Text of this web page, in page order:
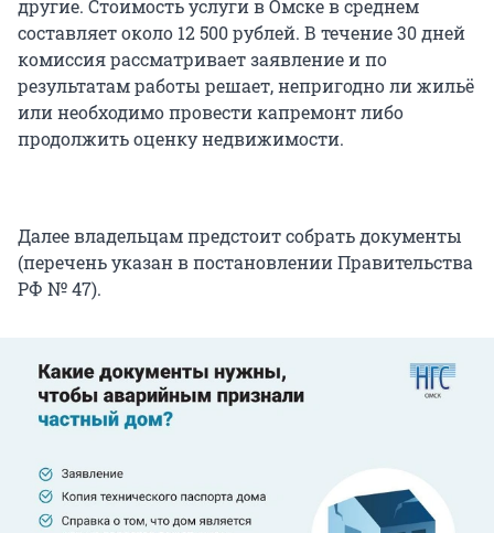
другие. Стоимость услуги в Омске в среднем
составляет около 12 500 рублей. В течение 30 дней
комиссия рассматривает заявление и по
результатам работы решает, непригодно ли жильё
или необходимо провести капремонт либо
продолжить оценку недвижимости.
Далее владельцам предстоит собрать документы
(перечень указан в постановлении Правительства
РФ № 47).